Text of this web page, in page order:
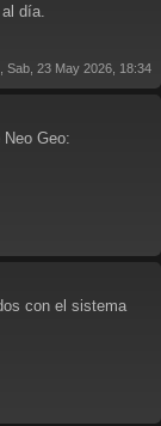
día.
, Sab, 23 May 2026, 18:34
Geo:
con el sistema